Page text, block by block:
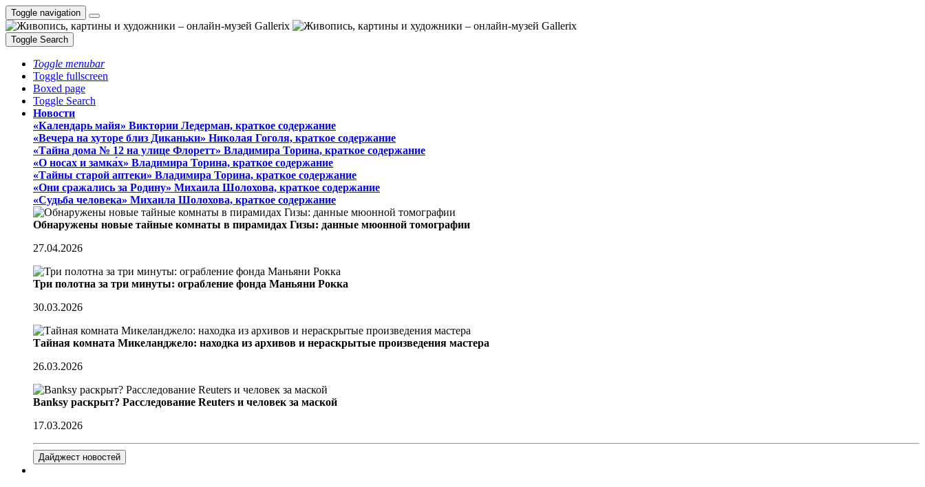
Toggle navigation
Toggle Search
Toggle menubar
Toggle fullscreen
Boxed page
Toggle Search
Новости
«Календарь майя» Виктории Ледерман, краткое содержание
«Вечера на хуторе близ Диканьки» Николая Гоголя, краткое содержание
«Тайна дома № 12 на улице Флоретт» Владимира Торина, краткое содержание
«О носах и замка́х» Владимира Торина, краткое содержание
«Тайны старой аптеки» Владимира Торина, краткое содержание
«Они сражались за Родину» Михаила Шолохова, краткое содержание
«Судьба человека» Михаила Шолохова, краткое содержание
Обнаружены новые тайные комнаты в пирамидах Гизы: данные мюонной томографии
27.04.2026
Три полотна за три минуты: ограбление фонда Маньяни Рокка
30.03.2026
Тайная комната Микеланджело: находка из архивов и нераскрытые произведения мастера
26.03.2026
Banksy раскрыт? Расследование Reuters и человек за маской
17.03.2026
Дайджест новостей